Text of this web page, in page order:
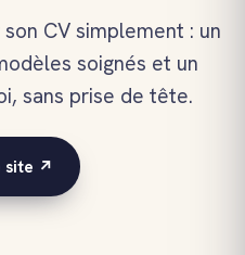
CV simplement : un
soignés et un
sans prise de tête.
site ↗